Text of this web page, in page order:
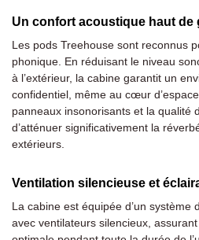
Un confort acoustique haut de
Les pods Treehouse sont reconnus
phonique. En réduisant le niveau
à l’extérieur, la cabine garantit un
confidentiel, même au cœur
panneaux insonorisants et la qualité
d’atténuer significativement la
extérieurs.
Ventilation silencieuse et
La cabine est équipée d’un système
avec ventilateurs silencieux,